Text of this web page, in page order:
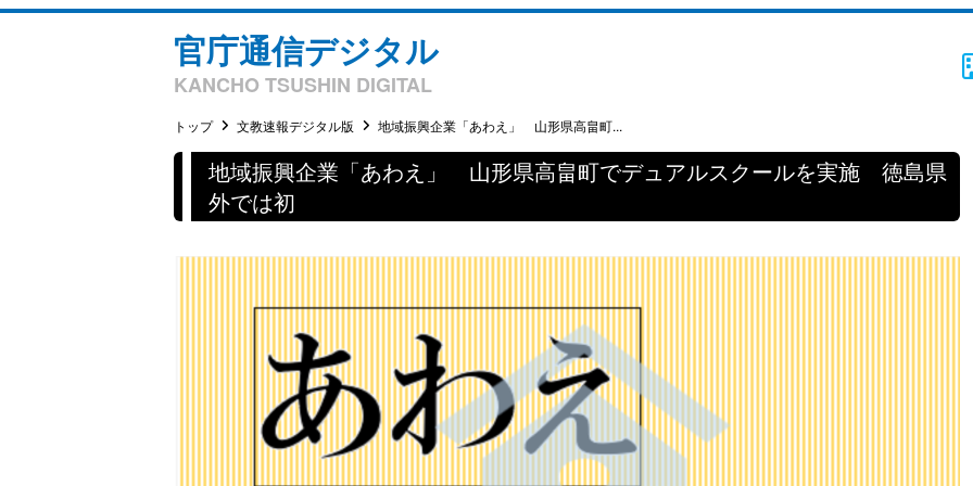
官庁通信デジタル
KANCHO TSUSHIN DIGITAL
トップ 文教速報デジタル版 地域振興企業「あわえ」 山形県高畠町...
地域振興企業「あわえ」 山形県高畠町でデュアルスクールを実施 徳島県
外では初